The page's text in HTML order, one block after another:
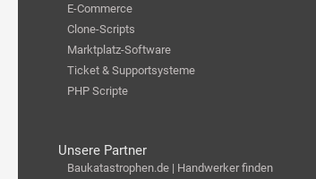
E-Commerce
Clone-Scripts
Marktplatz-Software
Ticket & Supportsysteme
PHP Scripte
Unsere Partner
Baukatastrophen.de | Handwerker finden